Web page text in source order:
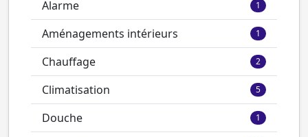
Alarme 1
Aménagements intérieurs 1
Chauffage 2
Climatisation 5
Douche 1